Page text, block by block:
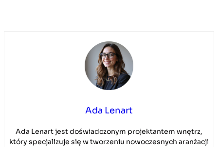
Ada Lenart
Ada Lenart jest doświadczonym projektantem wnętrz,
który specjalizuje się w tworzeniu nowoczesnych aranżacji